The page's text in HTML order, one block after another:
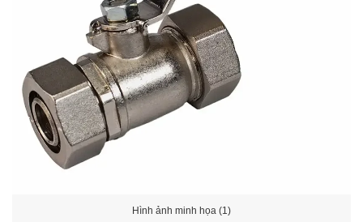
Hình ảnh minh họa (1)